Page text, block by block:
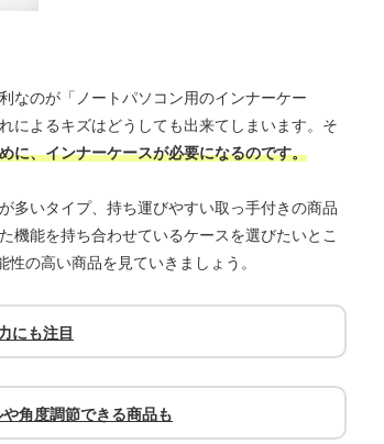
なのが「ノートパソコン用のインナーケー
によるキズはどうしても出来てしまいます。そ
に、インナーケースが必要になるのです。
多いタイプ、持ち運びやすい取っ手付きの商品
機能を持ち合わせているケースを選びたいとこ
の高い商品を見ていきましょう。
にも注目
角度調節できる商品も